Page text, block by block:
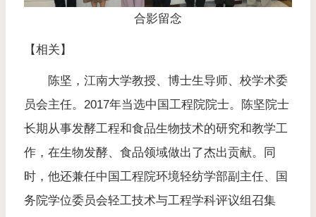
合影留念
【相关】
陈坚，江南大学教授、博士生导师、校学术委
员会主任。2017年当选中国工程院院士。陈坚院士
长期从事发酵工程和食品生物技术的研究和教学工
作，在生物发酵、食品领域做出了杰出贡献。同
时，他还兼任中国工程院环境轻纺学部副主任、国
务院学位委员会轻工技术与工程学科评议组召集